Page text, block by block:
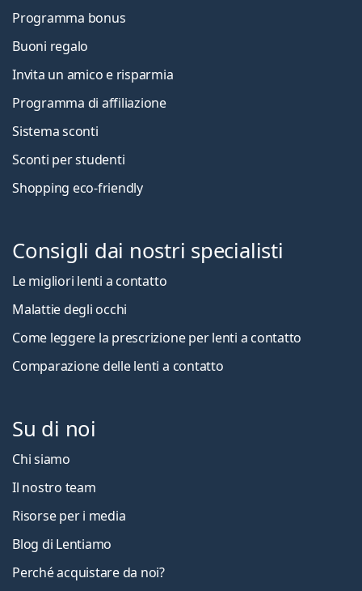
Programma bonus
Buoni regalo
Invita un amico e risparmia
Programma di affiliazione
Sistema sconti
Sconti per studenti
Shopping eco-friendly
Consigli dai nostri specialisti
Le migliori lenti a contatto
Malattie degli occhi
Come leggere la prescrizione per lenti a contatto
Comparazione delle lenti a contatto
Su di noi
Chi siamo
Il nostro team
Risorse per i media
Blog di Lentiamo
Perché acquistare da noi?